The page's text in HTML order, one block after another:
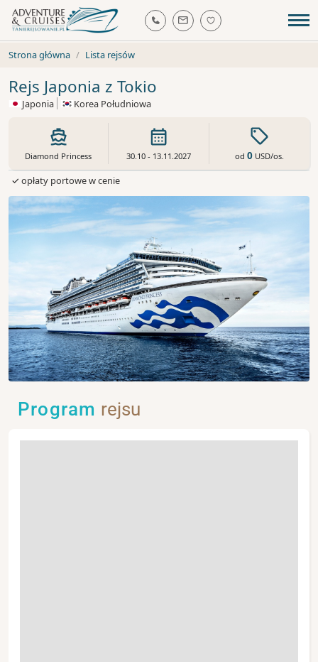
Strona główna Lista rejsów
Rejs Japonia z Tokio
Japonia Korea Południowa
Diamond Princess 30.10 - 13.11.2027 od 0USD/os.
✓ opłaty portowe w cenie
Program rejsu